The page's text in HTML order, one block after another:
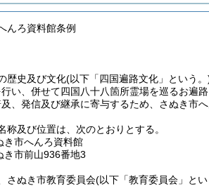
んろ資料館条例
歴史及び文化(以下「四国遍路文化」という。
い、併せて四国八十八箇所霊場を巡るお遍
、発信及び継承に寄与するため、さぬき市
称及び位置は、次のとおりとする。
市へんろ資料館
市前山936番地3
さぬき市教育委員会(以下「教育委員会」と